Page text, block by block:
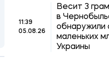
11:39
05.08.26
Весит 3
в
обнаружили
маленьких
Украины